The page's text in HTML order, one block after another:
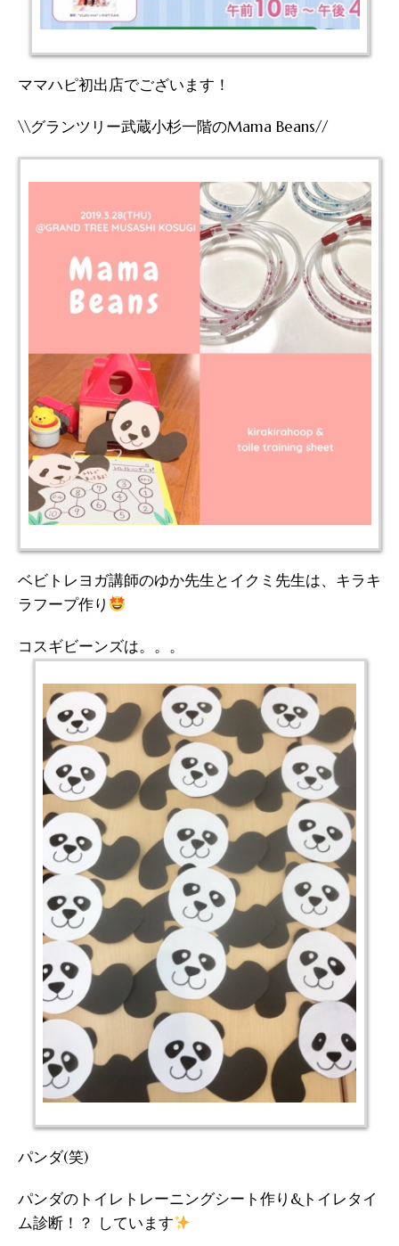
ママハピ初出店でございます！
\\グランツリー武蔵小杉一階のMama Beans//
ベビトレヨガ講師のゆか先生とイクミ先生は、キラキ
ラフープ作り
コスギビーンズは。。。
パンダ(笑)
パンダのトイレトレーニングシート作り&トイレタイ
ム診断！？ しています